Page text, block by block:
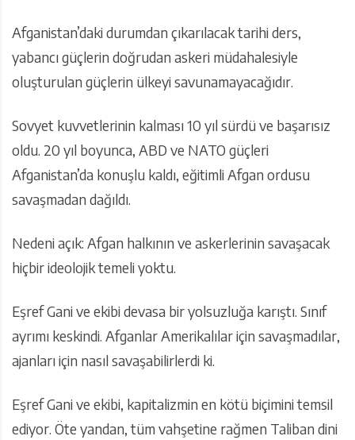
Afganistan’daki durumdan çıkarılacak tarihi ders,
yabancı güçlerin doğrudan askeri müdahalesiyle
oluşturulan güçlerin ülkeyi savunamayacağıdır.
Sovyet kuvvetlerinin kalması 10 yıl sürdü ve başarısız
oldu. 20 yıl boyunca, ABD ve NATO güçleri
Afganistan’da konuşlu kaldı, eğitimli Afgan ordusu
savaşmadan dağıldı.
Nedeni açık: Afgan halkının ve askerlerinin savaşacak
hiçbir ideolojik temeli yoktu.
Eşref Gani ve ekibi devasa bir yolsuzluğa karıştı. Sınıf
ayrımı keskindi. Afganlar Amerikalılar için savaşmadılar,
ajanları için nasıl savaşabilirlerdi ki.
Eşref Gani ve ekibi, kapitalizmin en kötü biçimini temsil
ediyor. Öte yandan, tüm vahşetine rağmen Taliban dini